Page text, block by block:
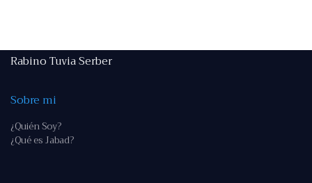
Rabino Tuvia Serber
Sobre mi
¿Quién Soy?
¿Qué es Jabad?